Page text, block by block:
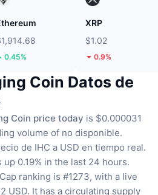
0.45%
XRP
$1.02
0.9%
Coin Datos de
Coin price today is $0.000031
volume of no disponible.
de IHC a USD en tiempo real.
0.19% in the last 24 hours.
ranking is #1273, with a live
USD. It has a circulating supply